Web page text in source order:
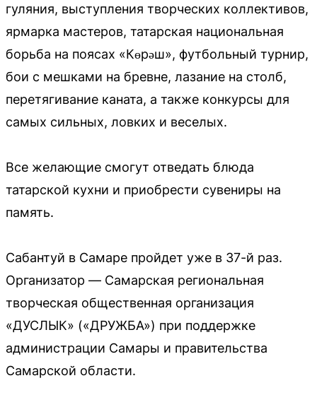
гуляния, выступления творческих коллективов,
ярмарка мастеров, татарская национальная
борьба на поясах «Көрәш», футбольный турнир,
бои с мешками на бревне, лазание на столб,
перетягивание каната, а также конкурсы для
самых сильных, ловких и веселых.
Все желающие смогут отведать блюда
татарской кухни и приобрести сувениры на
память.
Сабантуй в Самаре пройдет уже в 37-й раз.
Организатор — Самарская региональная
творческая общественная организация
«ДУСЛЫК» («ДРУЖБА») при поддержке
администрации Самары и правительства
Самарской области.